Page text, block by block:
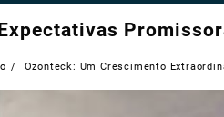
Ozonteck: Um Crescimento